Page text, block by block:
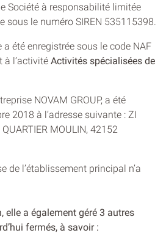
Société à responsabilité limitée
sous le numéro SIREN 535115398.
été enregistrée sous le code NAF
à l’activité Activités spécialisées de
NOVAM GROUP, a été
2018 à l’adresse suivante : ZI
MOULIN, 42152
de l’établissement principal n’a
elle a également géré 3 autres
fermés, à savoir :